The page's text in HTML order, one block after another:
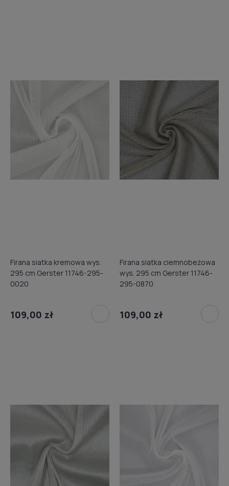
Firana siatka kremowa wys.
295 cm Gerster 11746-295-
0020
109,00 zł
Firana siatka ciemnobeżowa
wys. 295 cm Gerster 11746-
295-0870
109,00 zł